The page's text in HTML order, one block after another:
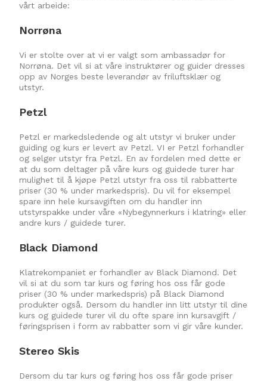
vårt arbeide:
Norrøna
Vi er stolte over at vi er valgt som ambassadør for
Norrøna. Det vil si at våre instruktører og guider dresses
opp av Norges beste leverandør av friluftsklær og
utstyr.
Petzl
Petzl er markedsledende og alt utstyr vi bruker under
guiding og kurs er levert av Petzl. VI er Petzl forhandler
og selger utstyr fra Petzl. En av fordelen med dette er
at du som deltager på våre kurs og guidede turer har
mulighet til å kjøpe Petzl utstyr fra oss til rabbatterte
priser (30 % under markedspris). Du vil for eksempel
spare inn hele kursavgiften om du handler inn
utstyrspakke under våre «Nybegynnerkurs i klatring» eller
andre kurs / guidede turer.
Black Diamond
Klatrekompaniet er forhandler av Black Diamond. Det
vil si at du som tar kurs og føring hos oss får gode
priser (30 % under markedspris) på Black Diamond
produkter også. Dersom du handler inn litt utstyr til dine
kurs og guidede turer vil du ofte spare inn kursavgift /
føringsprisen i form av rabbatter som vi gir våre kunder.
Stereo Skis
Dersom du tar kurs og føring hos oss får gode priser